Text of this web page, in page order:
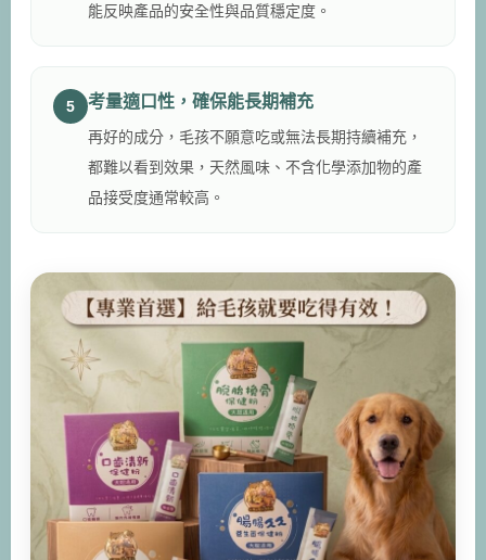
能反映產品的安全性與品質穩定度。
5 考量適口性，確保能長期補充
再好的成分，毛孩不願意吃或無法長期持續補充，
都難以看到效果，天然風味、不含化學添加物的產
品接受度通常較高。